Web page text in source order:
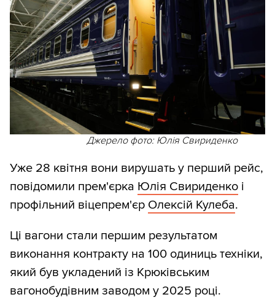
Джерело фото: Юлія Свириденко
Уже 28 квітня вони вирушать у перший рейс,
повідомили прем'єрка Юлія Свириденко і
профільний віцепрем'єр Олексій Кулеба.
Ці вагони стали першим результатом
виконання контракту на 100 одиниць техніки,
який був укладений із Крюківським
вагонобудівним заводом у 2025 році.